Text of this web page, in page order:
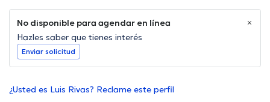
No disponible para agendar en línea
Hazles saber que tienes interés
Enviar solicitud
¿Usted es Luis Rivas? Reclame este perfil